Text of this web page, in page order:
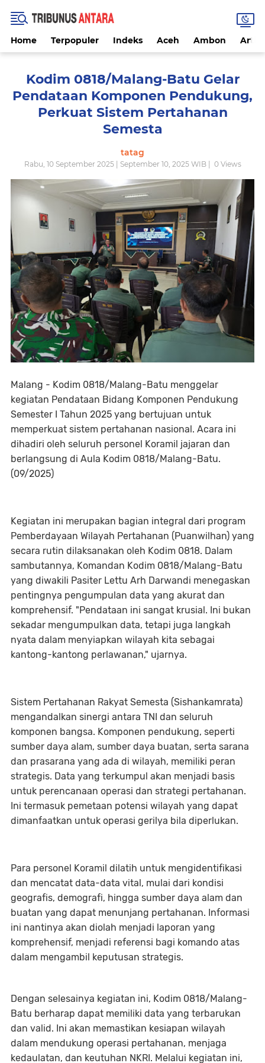
Home Terpopuler Indeks Aceh Ambon
Kodim 0818/Malang-Batu Gelar
Pendataan Komponen Pendukung,
Perkuat Sistem Pertahanan
Semesta
tatag
Rabu, 10 September 2025 | September 10, 2025 WIB | 0Views
Malang - Kodim 0818/Malang-Batu menggelar
kegiatan Pendataan Bidang Komponen Pendukung
Semester I Tahun 2025 yang bertujuan untuk
memperkuat sistem pertahanan nasional. Acara ini
dihadiri oleh seluruh personel Koramil jajaran dan
berlangsung di Aula Kodim 0818/Malang-Batu.
(09/2025)
Kegiatan ini merupakan bagian integral dari program
Pemberdayaan Wilayah Pertahanan (Puanwilhan) yang
secara rutin dilaksanakan oleh Kodim 0818. Dalam
sambutannya, Komandan Kodim 0818/Malang-Batu
yang diwakili Pasiter Lettu Arh Darwandi menegaskan
pentingnya pengumpulan data yang akurat dan
komprehensif. "Pendataan ini sangat krusial. Ini bukan
sekadar mengumpulkan data, tetapi juga langkah
nyata dalam menyiapkan wilayah kita sebagai
kantong-kantong perlawanan," ujarnya.
Sistem Pertahanan Rakyat Semesta (Sishankamrata)
mengandalkan sinergi antara TNI dan seluruh
komponen bangsa. Komponen pendukung, seperti
sumber daya alam, sumber daya buatan, serta sarana
dan prasarana yang ada di wilayah, memiliki peran
strategis. Data yang terkumpul akan menjadi basis
untuk perencanaan operasi dan strategi pertahanan.
Ini termasuk pemetaan potensi wilayah yang dapat
dimanfaatkan untuk operasi gerilya bila diperlukan.
Para personel Koramil dilatih untuk mengidentifikasi
dan mencatat data-data vital, mulai dari kondisi
geografis, demografi, hingga sumber daya alam dan
buatan yang dapat menunjang pertahanan. Informasi
ini nantinya akan diolah menjadi laporan yang
komprehensif, menjadi referensi bagi komando atas
dalam mengambil keputusan strategis.
Dengan selesainya kegiatan ini, Kodim 0818/Malang-
Batu berharap dapat memiliki data yang terbarukan
dan valid. Ini akan memastikan kesiapan wilayah
dalam mendukung operasi pertahanan, menjaga
kedaulatan, dan keutuhan NKRI. Melalui kegiatan ini,